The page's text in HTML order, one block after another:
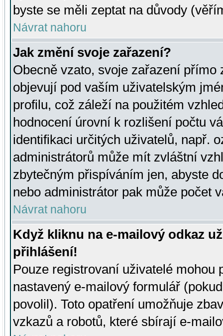
byste se měli zeptat na důvody
Návrat nahoru
Jak změní svoje zařazení?
Obecně vzato, svoje zařazení přímo
objevují pod vaším uživatelským
profilu, což záleží na použitém
hodnocení úrovní k rozlišení počtu
identifikaci určitých uživatelů, např.
administrátorů může mít zvláštní
zbytečným přispíváním jen, abyste
nebo administrátor pak může počet
Návrat nahoru
Když kliknu na e-mailový odkaz
přihlášení!
Pouze registrovaní uživatelé mohou
nastavený e-mailový formulář
povolil). Toto opatření umožňuje
vzkazů a robotů, které sbírají e-